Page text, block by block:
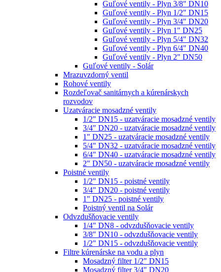
Guľové ventily - Plyn 3/8" DN10
Guľové ventily - Plyn 1/2" DN15
Guľové ventily - Plyn 3/4" DN20
Guľové ventily - Plyn 1" DN25
Guľové ventily - Plyn 5/4" DN32
Guľové ventily - Plyn 6/4" DN40
Guľové ventily - Plyn 2" DN50
Guľové ventily - Solár
Mrazuvzdorný ventil
Rohové ventily
Rozdeľovač sanitárnych a kúrenárskych
rozvodov
Uzatváracie mosadzné ventily
1/2" DN15 - uzatváracie mosadzné ventily
3/4" DN20 - uzatváracie mosadzné ventily
1" DN25 - uzatváracie mosadzné ventily
5/4" DN32 - uzatváracie mosadzné ventily
6/4" DN40 - uzatváracie mosadzné ventily
2" DN50 - uzatváracie mosadzné ventily
Poistné ventily
1/2" DN15 - poistné ventily
3/4" DN20 - poistné ventily
1" DN25 - poistné ventily
Poistný ventil na Solár
Odvzdušňovacie ventily
1/4" DN8 - odvzdušňovacie ventily
3/8" DN10 - odvzdušňovacie ventily
1/2" DN15 - odvzdušňovacie ventily
Filtre kúrenárske na vodu a plyn
Mosadzný filter 1/2" DN15
Mosadzný filter 3/4" DN20